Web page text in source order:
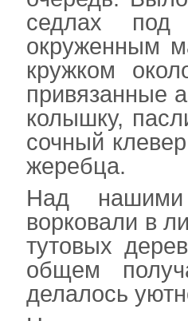
седлах под
окруженным
кружком
привязанные
колышку,
сочный
жеребца.
Над
ворковали в
тутовых
общем
делалось